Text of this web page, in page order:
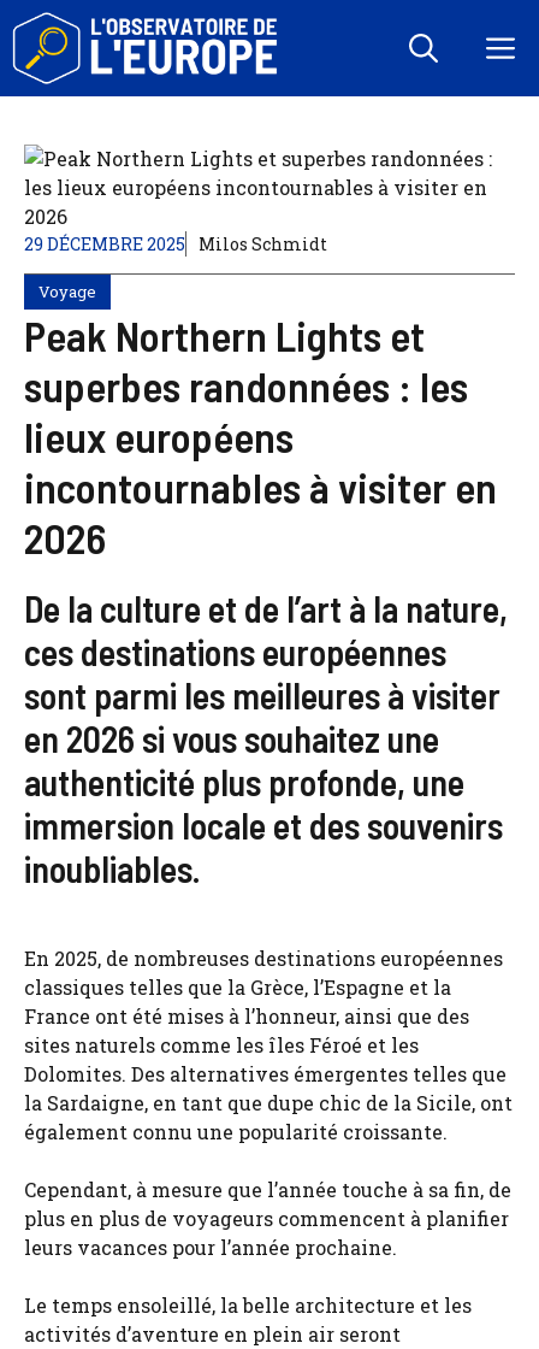
Aller
contenu
29 DÉCEMBRE 2025 Milos Schmidt
Voyage
Peak Northern Lights et
superbes randonnées : les
lieux européens
incontournables à visiter en
2026
De la culture et de l’art à la nature,
ces destinations européennes
sont parmi les meilleures à visiter
en 2026 si vous souhaitez une
authenticité plus profonde, une
immersion locale et des souvenirs
inoubliables.
En 2025, de nombreuses destinations européennes
classiques telles que la Grèce, l’Espagne et la
France ont été mises à l’honneur, ainsi que des
sites naturels comme les îles Féroé et les
Dolomites. Des alternatives émergentes telles que
la Sardaigne, en tant que dupe chic de la Sicile, ont
également connu une popularité croissante.
Cependant, à mesure que l’année touche à sa fin, de
plus en plus de voyageurs commencent à planifier
leurs vacances pour l’année prochaine.
Le temps ensoleillé, la belle architecture et les
activités d’aventure en plein air seront